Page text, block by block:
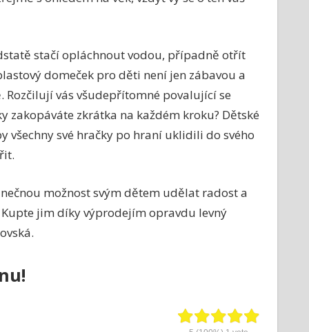
stačí opláchnout vodou, případně otřít
domeček pro děti není jen zábavou a
vás všudepřítomné povalující se
zakopáváte zkrátka na každém kroku? Dětské
své hračky po hraní uklidili do svého
možnost svým dětem udělat radost a
jim díky výprodejím opravdu levný